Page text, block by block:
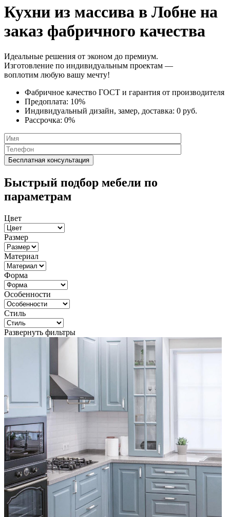
Кухни из массива в Лобне на
заказ фабричного качества
Идеальные решения от эконом до премиум.
Изготовление по индивидуальным проектам —
воплотим любую вашу мечту!
Фабричное качество ГОСТ и гарантия от производителя
Предоплата: 10%
Индивидуальный дизайн, замер, доставка: 0 руб.
Рассрочка: 0%
Быстрый подбор мебели по
параметрам
Цвет
Размер
Материал
Форма
Особенности
Стиль
Развернуть фильтры